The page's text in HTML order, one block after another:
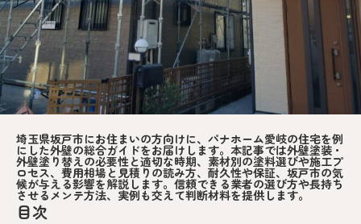
埼玉県坂戸市にお住まいの方向けに、パナホーム愛岐の住宅を例
にした外壁の総合ガイドをお届けします。本記事では外壁塗装・
外壁塗り替えの必要性と適切な時期、素材別の塗料選びや施工プ
ロセス、費用相場と見積りの読み方、耐久性や保証、坂戸市の気
候が与える影響を解説します。信頼できる業者の選び方や長持ち
させるメンテ方法、実例も交えて判断材料を提供します。
目次